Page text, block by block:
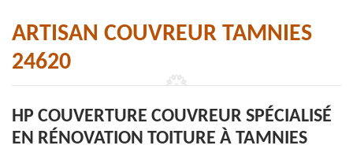
ARTISAN COUVREUR TAMNIES
24620
HP COUVERTURE COUVREUR SPÉCIALISÉ
EN RÉNOVATION TOITURE À TAMNIES